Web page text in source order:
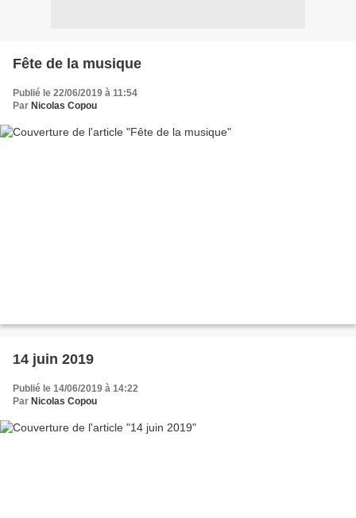
Fête de la musique
Publié le 22/06/2019 à 11:54
Par Nicolas Copou
14 juin 2019
Publié le 14/06/2019 à 14:22
Par Nicolas Copou